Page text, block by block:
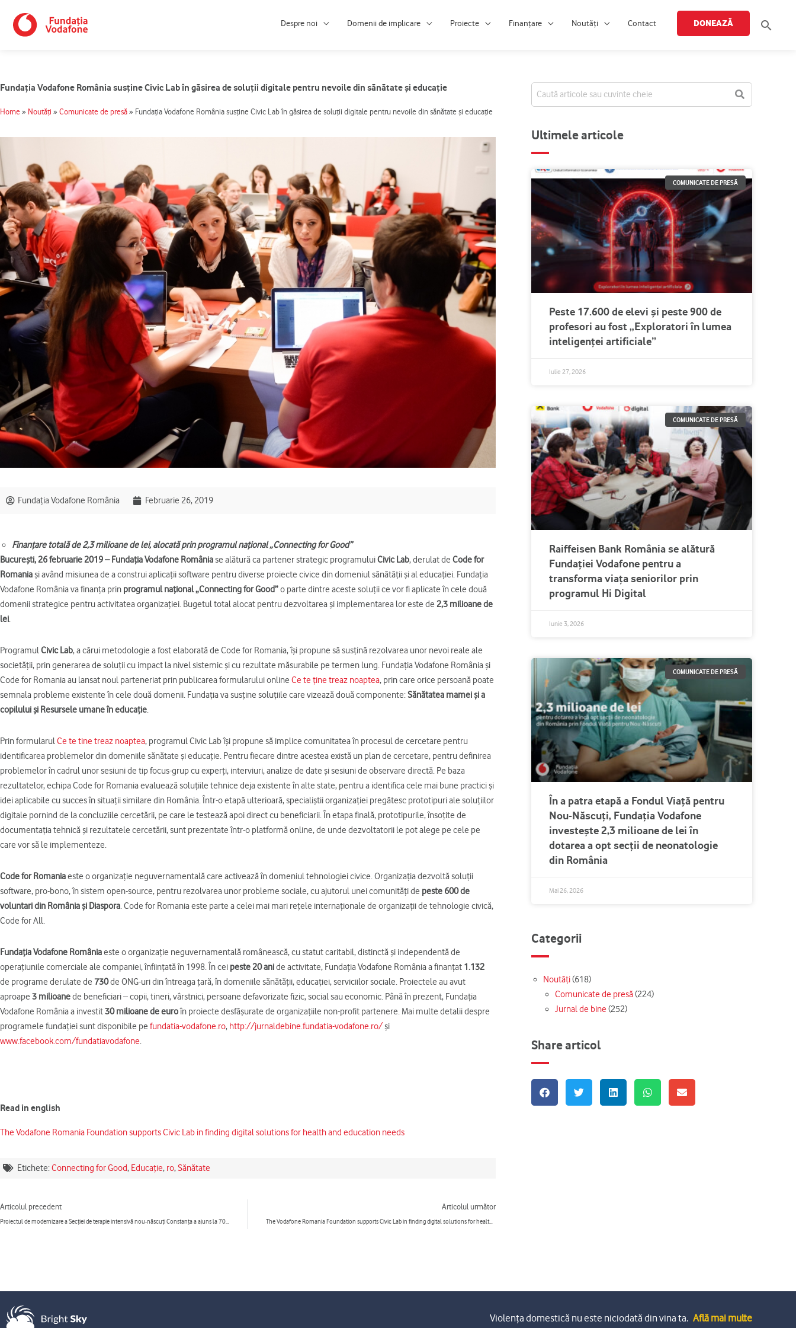
content
Despre noi Domenii de implicare Proiecte Finanțare Noutăți Contact DONEAZĂ
Fundația Vodafone România susține Civic Lab în găsirea de soluții digitale pentru nevoile din sănătate și educație
Home » Noutăți » Comunicate de presă » Fundația Vodafone România susține Civic Lab în găsirea de soluții digitale pentru nevoile din sănătate și educație
Fundația Vodafone România Februarie 26, 2019
Finanțare totală de 2,3 milioane de lei, alocată prin programul național „Connecting for Good”
București, 26 februarie 2019 – Fundația Vodafone România se alătură ca partener strategic programuluiCivic Lab, derulat de Code for
Romania și având misiunea de a construi aplicații software pentru diverse proiecte civice din domeniul sănătății și al educației. Fundația
Vodafone România va finanța prin programul național „Connecting for Good”o parte dintre aceste soluții ce vor fi aplicate în cele două
domenii strategice pentru activitatea organizației. Bugetul total alocat pentru dezvoltarea și implementarea lor este de 2,3 milioane de
lei.
ProgramulCivic Lab, a cărui metodologie a fost elaborată de Code for Romania, își propune să susțină rezolvarea unor nevoi reale ale
societății, prin generarea de soluții cu impact la nivel sistemic și cu rezultate măsurabile pe termen lung. Fundația Vodafone România și
Code for Romania au lansat noul parteneriat prin publicarea formularului online Ce te ține treaz noaptea, prin care orice persoană poate
semnala probleme existente în cele două domenii. Fundația va susține soluțiile care vizează două componente:Sănătatea mamei și a
copilului și Resursele umane în educație.
Prin formularulCe te tine treaz noaptea, programul Civic Lab își propune să implice comunitatea în procesul de cercetare pentru
identificarea problemelor din domeniile sănătate și educație. Pentru fiecare dintre acestea există un plan de cercetare, pentru definirea
problemelor în cadrul unor sesiuni de tip focus-grup cu experți, interviuri, analize de date și sesiuni de observare directă. Pe baza
rezultatelor, echipa Code for Romania evaluează soluțiile tehnice deja existente în alte state, pentru a identifica cele mai bune practici și
idei aplicabile cu succes în situații similare din România. Într-o etapă ulterioară, specialiștii organizației pregătesc prototipuri ale soluțiilor
digitale pornind de la concluziile cercetării, pe care le testează apoi direct cu beneficiarii. În etapa finală, prototipurile, însoțite de
documentația tehnică și rezultatele cercetării, sunt prezentate într-o platformă online, de unde dezvoltatorii le pot alege pe cele pe
care vor să le implementeze.
Code for Romaniaeste o organizație neguvernamentală care activează în domeniul tehnologiei civice. Organizația dezvoltă soluții
software, pro-bono, în sistem open-source, pentru rezolvarea unor probleme sociale, cu ajutorul unei comunități de peste 600 de
voluntari din România și Diaspora. Code for Romania este parte a celei mai mari rețele internaționale de organizații de tehnologie civică,
Code for All.
Fundaţia Vodafone Româniaeste o organizaţie neguvernamentală românească, cu statut caritabil, distinctă şi independentă de
operaţiunile comerciale ale companiei, înfiinţată în 1998. În cei peste 20 anide activitate, Fundaţia Vodafone România a finanţat 1.132
de programe derulate de 730de ONG-uri din întreaga țară, în domeniile sănătăţii, educaţiei, serviciilor sociale. Proiectele au avut
aproape 3 milioanede beneficiari – copii, tineri, vârstnici, persoane defavorizate fizic, social sau economic. Până în prezent, Fundaţia
Vodafone România a investit30 milioane de euroîn proiecte desfăşurate de organizaţiile non-profit partenere. Mai multe detalii despre
programele fundaţiei sunt disponibile pe fundatia-vodafone.ro, http://jurnaldebine.fundatia-vodafone.ro/și
www.facebook.com/fundatiavodafone.
Read in english
The Vodafone Romania Foundation supports Civic Lab in finding digital solutions for health and education needs
Etichete:Connecting for Good, Educație, ro,Sănătate
Articolul precedent
Proiectul de modernizare a Secției de terapie intensivă nou-născuți Constanța a ajuns la 70% din totalul lucrărilor realizate
Articolul următor
The Vodafone Romania Foundation supports Civic Lab in finding digital solutions for health and education needs
Ultimele articole
COMUNICATE DE PRESĂ
Peste 17.600 de elevi și peste 900 de
profesori au fost „Exploratori în lumea
inteligenței artificiale”
Iulie 27, 2026
COMUNICATE DE PRESĂ
Raiffeisen Bank România se alătură
Fundației Vodafone pentru a
transforma viața seniorilor prin
programul Hi Digital
Iunie 3, 2026
COMUNICATE DE PRESĂ
În a patra etapă a Fondul Viață pentru
Nou-Născuți, Fundația Vodafone
investește 2,3 milioane de lei în
dotarea a opt secții de neonatologie
din România
Mai 26, 2026
Categorii
Noutăți(618)
Comunicate de presă(224)
Jurnal de bine (252)
Share articol
Violența domestică nu este niciodată din vina ta. Află mai multe